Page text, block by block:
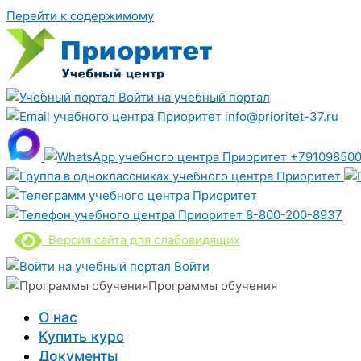
Перейти к содержимому
Войти на учебный портал
info@prioritet-37.ru
8-800-200-8937
Версия сайта для слабовидящих
Войти
Программы обучения
О нас
Купить курс
Документы